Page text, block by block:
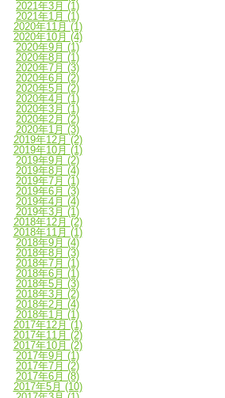
2021年3月 (1)
2021年1月 (1)
2020年11月 (1)
2020年10月 (4)
2020年9月 (1)
2020年8月 (1)
2020年7月 (3)
2020年6月 (2)
2020年5月 (2)
2020年4月 (1)
2020年3月 (1)
2020年2月 (2)
2020年1月 (3)
2019年12月 (2)
2019年10月 (1)
2019年9月 (2)
2019年8月 (4)
2019年7月 (1)
2019年6月 (3)
2019年4月 (4)
2019年3月 (1)
2018年12月 (2)
2018年11月 (1)
2018年9月 (4)
2018年8月 (3)
2018年7月 (1)
2018年6月 (1)
2018年5月 (3)
2018年3月 (2)
2018年2月 (4)
2018年1月 (1)
2017年12月 (1)
2017年11月 (2)
2017年10月 (2)
2017年9月 (1)
2017年7月 (2)
2017年6月 (8)
2017年5月 (10)